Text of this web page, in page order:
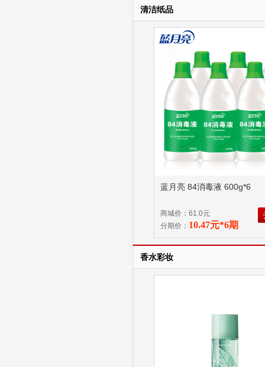
清洁纸品
蓝月亮 84消毒液 600g*6
商城价：61.0元
分期价： 10.47元*6期
香水彩妆